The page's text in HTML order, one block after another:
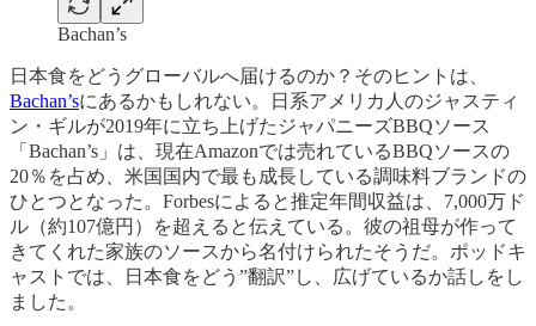
Bachan’s
日本食をどうグローバルへ届けるのか？そのヒントは、
Bachan’sにあるかもしれない。日系アメリカ人のジャスティ
ン・ギルが2019年に立ち上げたジャパニーズBBQソース
「Bachan’s」は、現在Amazonでは売れているBBQソースの
20％を占め、米国国内で最も成長している調味料ブランドの
ひとつとなった。Forbesによると推定年間収益は、7,000万ド
ル（約107億円）を超えると伝えている。彼の祖母が作って
きてくれた家族のソースから名付けられたそうだ。ポッドキ
ャストでは、日本食をどう”翻訳”し、広げているか話しをし
ました。